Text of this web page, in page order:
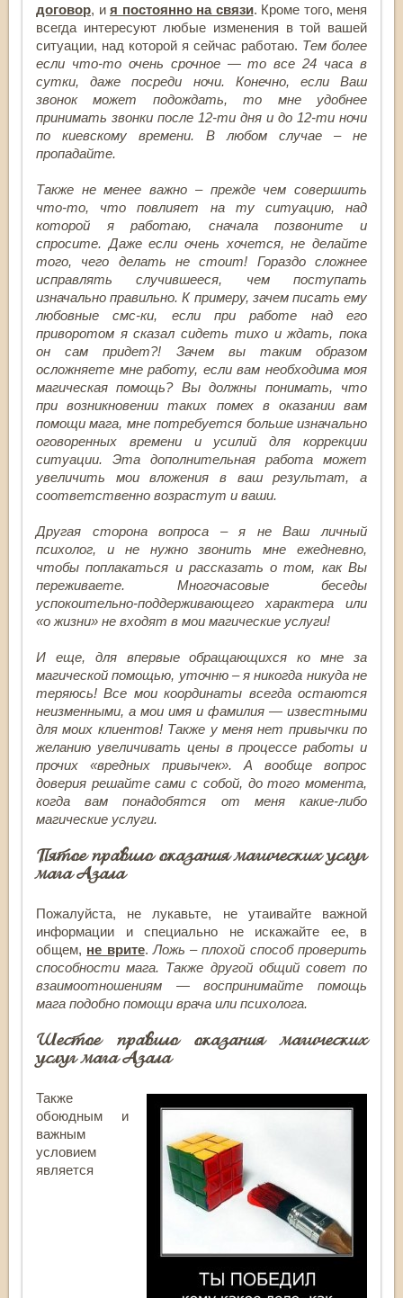
договор, и я постоянно на связи. Кроме того, меня
всегда интересуют любые изменения в той вашей
ситуации, над которой я сейчас работаю. Тем более
если что-то очень срочное — то все 24 часа в
сутки, даже посреди ночи. Конечно, если Ваш
звонок может подождать, то мне удобнее
принимать звонки после 12-ти дня и до 12-ти ночи
по киевскому времени. В любом случае – не
пропадайте.
Также не менее важно – прежде чем совершить
что-то, что повлияет на ту ситуацию, над
которой я работаю, сначала позвоните и
спросите. Даже если очень хочется, не делайте
того, чего делать не стоит! Гораздо сложнее
исправлять случившееся, чем поступать
изначально правильно. К примеру, зачем писать ему
любовные смс-ки, если при работе над его
приворотом я сказал сидеть тихо и ждать, пока
он сам придет?! Зачем вы таким образом
осложняете мне работу, если вам необходима моя
магическая помощь? Вы должны понимать, что
при возникновении таких помех в оказании вам
помощи мага, мне потребуется больше изначально
оговоренных времени и усилий для коррекции
ситуации. Эта дополнительная работа может
увеличить мои вложения в ваш результат, а
соответственно возрастут и ваши.
Другая сторона вопроса – я не Ваш личный
психолог, и не нужно звонить мне ежедневно,
чтобы поплакаться и рассказать о том, как Вы
переживаете. Многочасовые беседы
успокоительно-поддерживающего характера или
«о жизни» не входят в мои магические услуги!
И еще, для впервые обращающихся ко мне за
магической помощью, уточню – я никогда никуда не
теряюсь! Все мои координаты всегда остаются
неизменными, а мои имя и фамилия — известными
для моих клиентов! Также у меня нет привычки по
желанию увеличивать цены в процессе работы и
прочих «вредных привычек». А вообще вопрос
доверия решайте сами с собой, до того момента,
когда вам понадобятся от меня какие-либо
магические услуги.
Пятое правило оказания магических услуг
мага Азала
Пожалуйста, не лукавьте, не утаивайте важной
информации и специально не искажайте ее, в
общем, не врите. Ложь – плохой способ проверить
способности мага. Также другой общий совет по
взаимоотношениям — воспринимайте помощь
мага подобно помощи врача или психолога.
Шестое правило оказания магических
услуг мага Азала
Также
обоюдным и
важным
условием
является